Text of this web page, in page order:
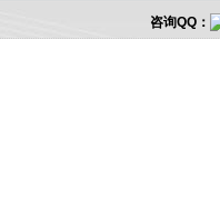
咨询QQ：